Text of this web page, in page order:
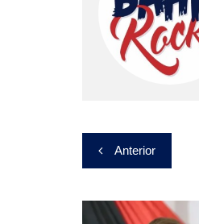
Navegação
de
Post
Anterior